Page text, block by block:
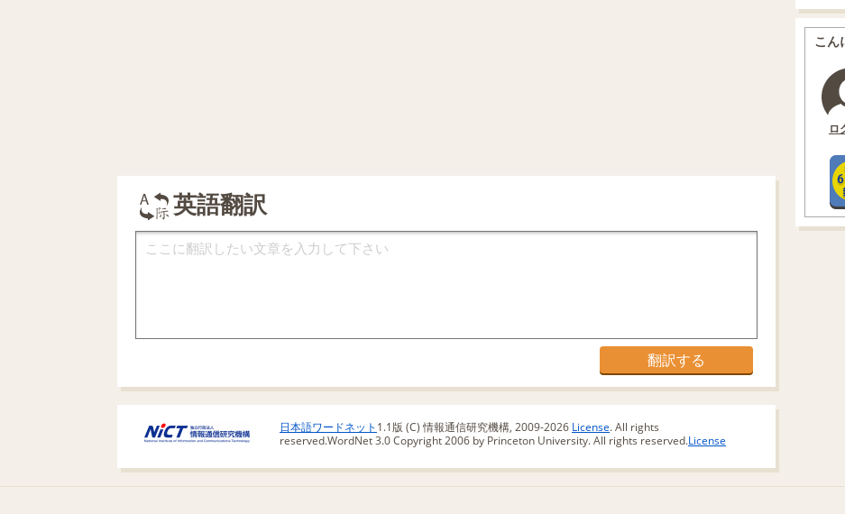
英語翻訳
日本語ワードネット 1.1版 (C) 情報通信研究機構, 2009-2026 License. All rights
reserved.WordNet 3.0 Copyright 2006 by Princeton University. All rights reserved.License
こん
ロ